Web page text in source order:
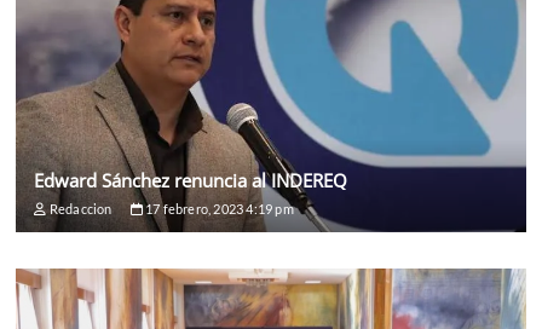
Edward Sánchez renuncia al INDEREQ
Redaccion 17 febrero, 2023 4:19 pm